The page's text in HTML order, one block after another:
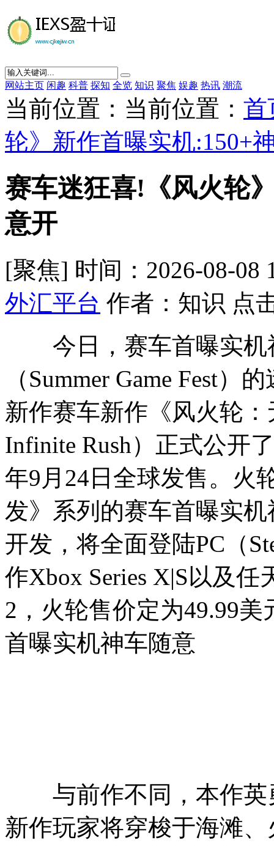
网站主页 闲趣 科普 探知 全览 知识 聚焦 娱趣 热讯 潮流
当前位置：当前位置： 首
轮》新作首曝实机:150+
赛车迷狂喜!《风火轮
意开
[聚焦] 时间：2026-08-08
外汇平台 作者：知识 点
今日，赛车首曝实机
（Summer Game Fest
新作赛车新作《风火轮：
Infinite Rush）正式公开
年9月24日全球发售。火
发》系列的赛车首曝实
开发，将全面登陆PC（
作Xbox Series X|S以及
2，火轮售价定为49.99
首曝实机神车随意
与前作不同，本作英
新作玩家将穿梭于海滩